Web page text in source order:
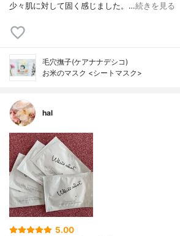
少々肌に対して固く感じました。…続きを見る
毛穴撫子(ケアナナデシコ)
お米のマスク <シートマスク>
hal
5.00